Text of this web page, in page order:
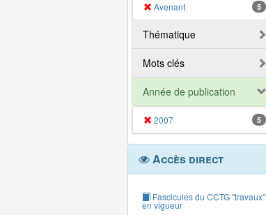
Avenant 5
Thématique
Mots clés
Année de publication
2007 5
Accès direct
Fascicules du CCTG "travaux"
en vigueur